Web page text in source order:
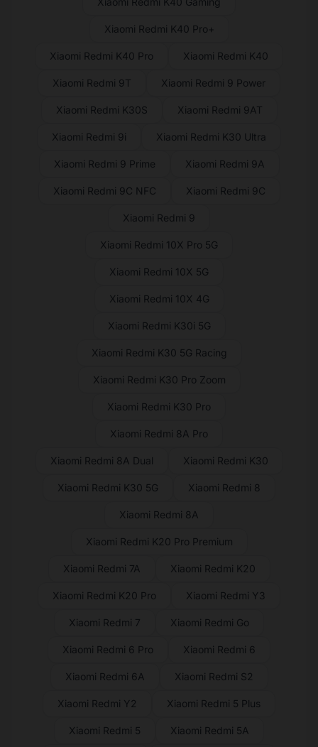
Xiaomi Redmi K40 Pro+
Xiaomi Redmi K40 Pro Xiaomi Redmi K40
Xiaomi Redmi 9T Xiaomi Redmi 9 Power
Xiaomi Redmi K30S Xiaomi Redmi 9AT
Xiaomi Redmi 9i Xiaomi Redmi K30 Ultra
Xiaomi Redmi 9 Prime Xiaomi Redmi 9A
Xiaomi Redmi 9C NFC Xiaomi Redmi 9C
Xiaomi Redmi 9
Xiaomi Redmi 10X Pro 5G
Xiaomi Redmi 10X 5G
Xiaomi Redmi 10X 4G
Xiaomi Redmi K30i 5G
Xiaomi Redmi K30 5G Racing
Xiaomi Redmi K30 Pro Zoom
Xiaomi Redmi K30 Pro
Xiaomi Redmi 8A Pro
Xiaomi Redmi 8A Dual Xiaomi Redmi K30
Xiaomi Redmi K30 5G Xiaomi Redmi 8
Xiaomi Redmi 8A
Xiaomi Redmi K20 Pro Premium
Xiaomi Redmi 7A Xiaomi Redmi K20
Xiaomi Redmi K20 Pro Xiaomi Redmi Y3
Xiaomi Redmi 7 Xiaomi Redmi Go
Xiaomi Redmi 6 Pro Xiaomi Redmi 6
Xiaomi Redmi 6A Xiaomi Redmi S2
Xiaomi Redmi Y2 Xiaomi Redmi 5 Plus
Xiaomi Redmi 5 Xiaomi Redmi 5A